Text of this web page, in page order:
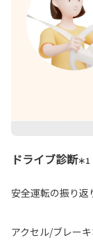
ドライブ診断＊1
安全運転の振り返
アクセル/ブレー